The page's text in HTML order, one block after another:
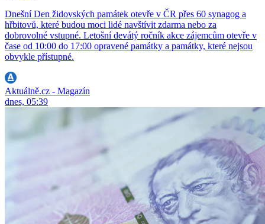
Dnešní Den židovských památek otevře v ČR přes 60 synagog a
hřbitovů, které budou moci lidé navštívit zdarma nebo za
dobrovolné vstupné. Letošní devátý ročník akce zájemcům otevře v
čase od 10:00 do 17:00 opravené památky a památky, které nejsou
obvykle přístupné.
Aktuálně.cz - Magazín
dnes, 05:39